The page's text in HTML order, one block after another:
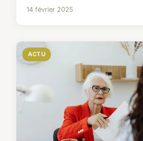
14 février 2025
ACTU